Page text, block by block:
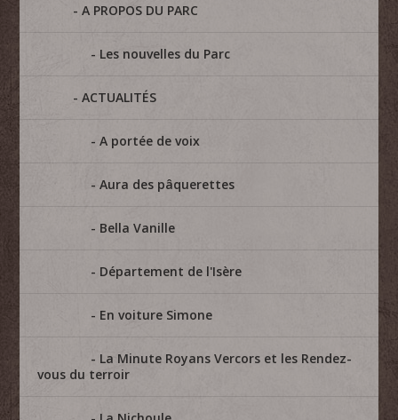
A PROPOS DU PARC
Les nouvelles du Parc
ACTUALITÉS
A portée de voix
Aura des pâquerettes
Bella Vanille
Département de l'Isère
En voiture Simone
La Minute Royans Vercors et les Rendez-
vous du terroir